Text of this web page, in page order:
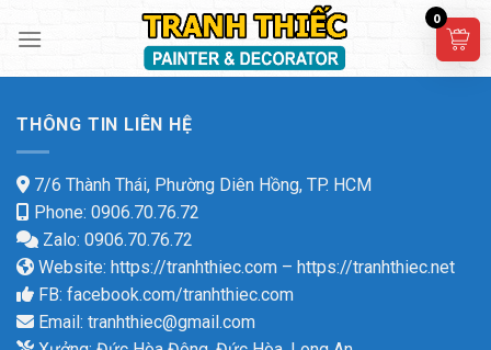
THÔNG TIN LIÊN HỆ
7/6 Thành Thái, Phường Diên Hồng, TP. HCM
Phone: 0906.70.76.72
Zalo: 0906.70.76.72
Website: https://tranhthiec.com – https://tranhthiec.net
FB: facebook.com/tranhthiec.com
Email: tranhthiec@gmail.com
0